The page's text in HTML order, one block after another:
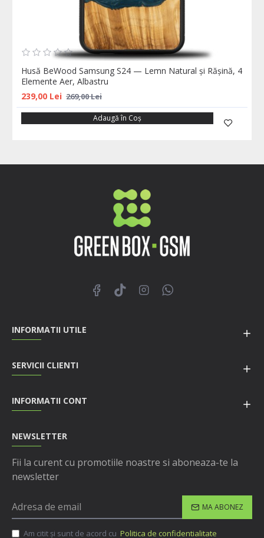
Husă BeWood Samsung S24 — Lemn Natural și Rășină, 4
Elemente Aer, Albastru
239,00 Lei 269,00 Lei
Adaugă în Coş
INFORMATII UTILE
SERVICII CLIENTI
INFORMATII CONT
NEWSLETTER
Fii la curent cu promotiile noastre si aboneaza-te la
newsletter
MA ABONEZ
Am citit şi sunt de acord cu Politica de confidentialitate